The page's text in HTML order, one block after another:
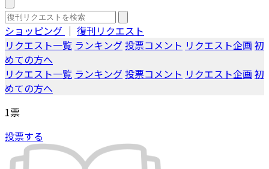
ショッピング ｜ 復刊リクエスト
リクエスト一覧 ランキング投票コメント リクエスト企画 初
めての方へ
リクエスト一覧 ランキング投票コメント リクエスト企画 初
めての方へ
1票
投票する